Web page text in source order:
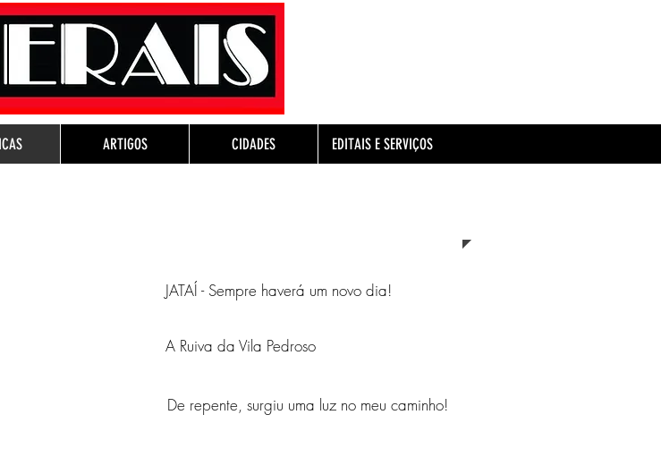
ARTIGOS CIDADES EDITAIS E SERVIÇOS
JATAÍ - Sempre haverá um novo dia!
A Ruiva da Vila Pedroso
De repente, surgiu uma luz no meu caminho!